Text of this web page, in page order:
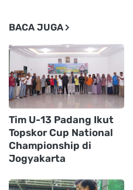
BACA JUGA
Tim U-13 Padang Ikut
Topskor Cup National
Championship di
Jogyakarta